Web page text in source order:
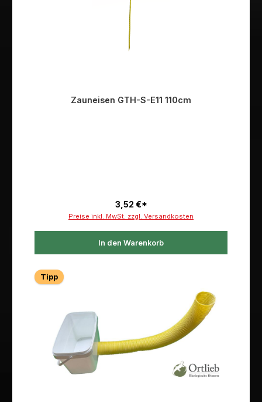
Zauneisen GTH-S-E11 110cm
3,52 €*
Preise inkl. MwSt. zzgl. Versandkosten
In den Warenkorb
Tipp